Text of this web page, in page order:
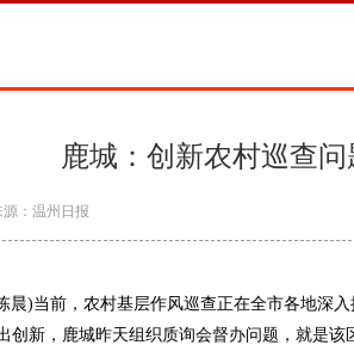
鹿城：创新农村巡查
源：温州日报
)当前，农村基层作风巡查正在全市各地深入
创新，鹿城昨天组织质询会督办问题，就是